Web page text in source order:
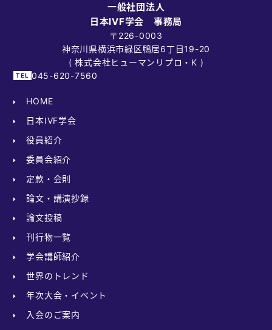
一般社団法人
日本IVF学会 事務局
〒226-0003
神奈川県横浜市緑区鴨居6丁目19-20
( 株式会社ヒューマンリプロ・K )
045-620-7560
HOME
日本IVF学会
役員紹介
委員会紹介
定款・会則
論文・講演抄録
論文投稿
刊行物一覧
学会講師紹介
世界のトレンド
年次大会・イベント
入会のご案内